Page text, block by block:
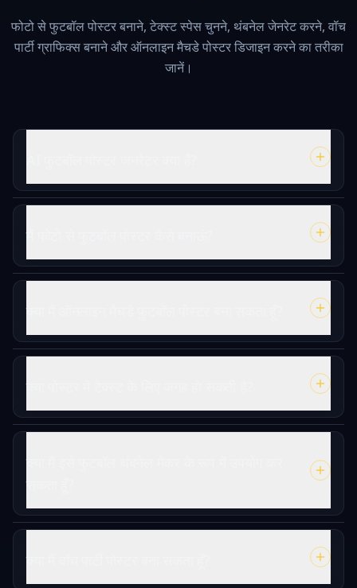
फोटो से फुटबॉल पोस्टर बनाने, टेक्स्ट स्पेस चुनने, थंबनेल जेनरेट करने, वॉच
पार्टी ग्राफिक्स बनाने और ऑनलाइन मैचडे पोस्टर डिजाइन करने का तरीका
जानें।